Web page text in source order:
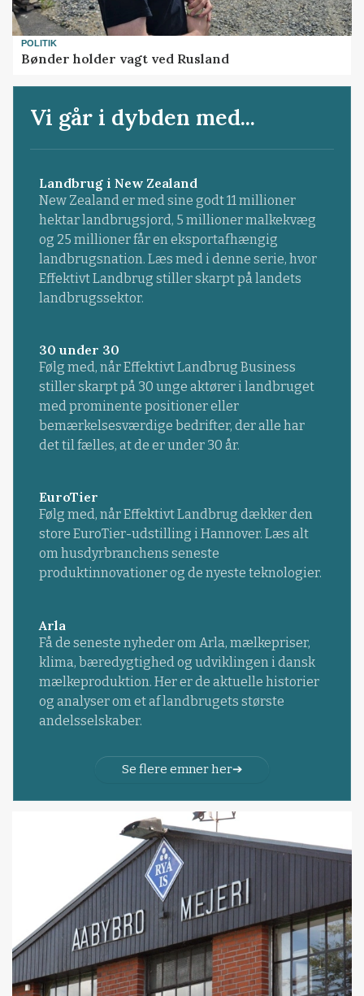
POLITIK
Bønder holder vagt ved Rusland
Vi går i dybden med...
Landbrug i New Zealand
New Zealand er med sine godt 11 millioner
hektar landbrugsjord, 5 millioner malkekvæg
og 25 millioner får en eksportafhængig
landbrugsnation. Læs med i denne serie, hvor
Effektivt Landbrug stiller skarpt på landets
landbrugssektor.
30 under 30
Følg med, når Effektivt Landbrug Business
stiller skarpt på 30 unge aktører i landbruget
med prominente positioner eller
bemærkelsesværdige bedrifter, der alle har
det til fælles, at de er under 30 år.
EuroTier
Følg med, når Effektivt Landbrug dækker den
store EuroTier-udstilling i Hannover. Læs alt
om husdyrbranchens seneste
produktinnovationer og de nyeste teknologier.
Arla
Få de seneste nyheder om Arla, mælkepriser,
klima, bæredygtighed og udviklingen i dansk
mælkeproduktion. Her er de aktuelle historier
og analyser om et af landbrugets største
andelsselskaber.
Se flere emner her